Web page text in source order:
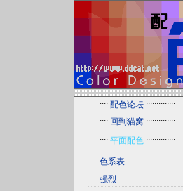
:::: 配色论坛 ::::::::::::::
:::: 回到猫窝 ::::::::::::::
:::: 平面配色 ::::::::::::::
色系表
强烈